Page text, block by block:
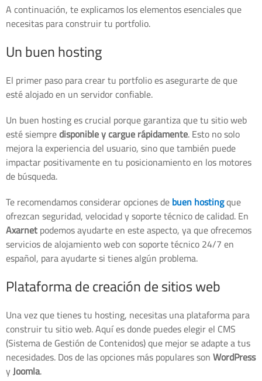
A continuación, te explicamos los elementos esenciales que
necesitas para construir tu portfolio.
Un buen hosting
El primer paso para crear tu portfolio es asegurarte de que
esté alojado en un servidor confiable.
Un buen hosting es crucial porque garantiza que tu sitio web
esté siempredisponible y cargue rápidamente. Esto no solo
mejora la experiencia del usuario, sino que también puede
impactar positivamente en tu posicionamiento en los motores
de búsqueda.
Te recomendamos considerar opciones debuen hostingque
ofrezcan seguridad, velocidad y soporte técnico de calidad. En
Axarnetpodemos ayudarte en este aspecto, ya que ofrecemos
servicios de alojamiento web con soporte técnico 24/7 en
español, para ayudarte si tienes algún problema.
Plataforma de creación de sitios web
Una vez que tienes tu hosting, necesitas una plataforma para
construir tu sitio web. Aquí es donde puedes elegir el CMS
(Sistema de Gestión de Contenidos) que mejor se adapte a tus
necesidades. Dos de las opciones más populares sonWordPress
yJoomla.